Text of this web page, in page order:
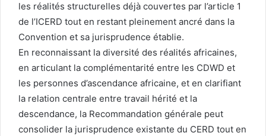
les réalités structurelles déjà couvertes par l’article 1
de l’ICERD tout en restant pleinement ancré dans la
Convention et sa jurisprudence établie.
En reconnaissant la diversité des réalités africaines,
en articulant la complémentarité entre les CDWD et
les personnes d’ascendance africaine, et en clarifiant
la relation centrale entre travail hérité et la
descendance, la Recommandation générale peut
consolider la jurisprudence existante du CERD tout en